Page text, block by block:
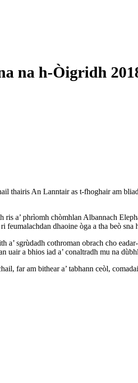
na h-Òigridh
thairis An Lanntair as t-fhoghair am
ris a’ phrìomh chòmhlan Albannach
feumalachdan dhaoine òga a tha beò sna
a’ sgrùdadh cothroman obrach cho
uair a bhios iad a’ conaltradh mu na
far am bithear a’ tabhann ceòl,